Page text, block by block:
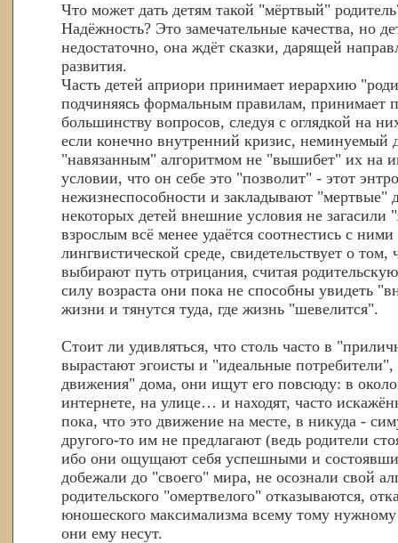
Что может дать детям такой "мёртвый"
Надёжность? Это замечательные качества, но
недостаточно, она ждёт сказки, дарящей
развития.
Часть детей априори принимает иерархию
подчиняясь формальным правилам, принимает
большинству вопросов, следуя с оглядкой на
если конечно внутренний кризис,
"навязанным" алгоритмом не "вышибет" их на
условии, что он себе это "позволит" - этот
нежизнеспособности и закладывают "мертвые"
некоторых детей внешние условия не загасили
взрослым всё менее удаётся соотнестись с
лингвистической среде, свидетельствует о том,
выбирают путь отрицания, считая
силу возраста они пока не способны увидеть
жизни и тянутся туда, где жизнь "шевелится".
Стоит ли удивляться, что столь часто в
вырастают эгоисты и "идеальные
движения" дома, они ищут его повсюду: в
интернете, на улице… и находят, часто
пока, что это движение на месте, в никуда -
другого-то им не предлагают (ведь родители
ибо они ощущают себя успешными и
добежали до "своего" мира, не осознали свой
родительского "омертвелого" отказываются,
юношеского максимализма всему тому
они ему несут.